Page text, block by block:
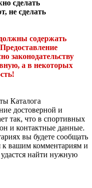
сделать
не сделать
содержать
законодательству
а в некоторых
Каталога
достоверной и
так, что в спортивных
и контактные данные.
вы будете сообщать
вашим комментариям и
найти нужную